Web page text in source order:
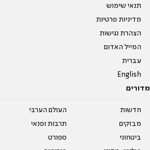
תנאי שימוש
מדיניות פרטיות
הצהרת נגישות
המייל האדום
עברית
English
מדורים
חדשות
מבזקים
ביטחוני
העולם הערבי
תרבות ופנאי
ספורט